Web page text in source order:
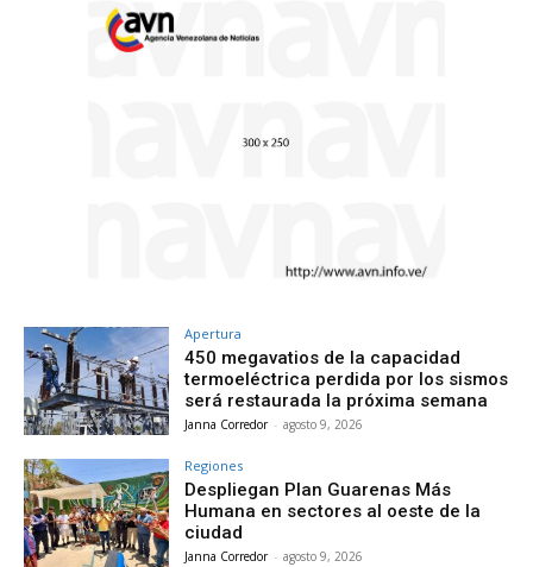
Apertura
450 megavatios de la capacidad
termoeléctrica perdida por los sismos
será restaurada la próxima semana
Janna Corredor - agosto 9, 2026
Regiones
Despliegan Plan Guarenas Más
Humana en sectores al oeste de la
ciudad
Janna Corredor - agosto 9, 2026